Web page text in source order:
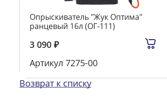
Опрыскиватель "Жук Оптима"
ранцевый 16л (ОГ-111)
3 090 ₽
Артикул 7275-00
Возврат к списку